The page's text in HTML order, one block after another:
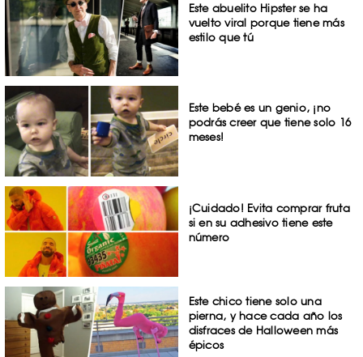
Este abuelito Hipster se ha
vuelto viral porque tiene más
estilo que tú
Este bebé es un genio, ¡no
podrás creer que tiene solo 16
meses!
¡Cuidado! Evita comprar fruta
si en su adhesivo tiene este
número
Este chico tiene solo una
pierna, y hace cada año los
disfraces de Halloween más
épicos